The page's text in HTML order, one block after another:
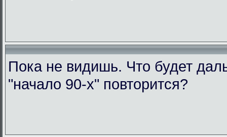
Пока не видишь. Что будет
"начало 90-х" повторится?